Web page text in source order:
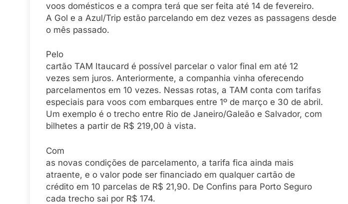
voos domésticos e a compra terá que ser feita até 14 de fevereiro.
A Gol e a Azul/Trip estão parcelando em dez vezes as passagens desde
o mês passado.
Pelo
cartão TAM Itaucard é possível parcelar o valor final em até 12
vezes sem juros. Anteriormente, a companhia vinha oferecendo
parcelamentos em 10 vezes. Nessas rotas, a TAM conta com tarifas
especiais para voos com embarques entre 1º de março e 30 de abril.
Um exemplo é o trecho entre Rio de Janeiro/Galeão e Salvador, com
bilhetes a partir de R$ 219,00 à vista.
Com
as novas condições de parcelamento, a tarifa fica ainda mais
atraente, e o valor pode ser financiado em qualquer cartão de
crédito em 10 parcelas de R$ 21,90. De Confins para Porto Seguro
cada trecho sai por R$ 174.